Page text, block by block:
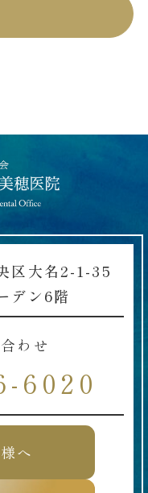
区大名2-1-35
デン6階
わせ
6020
へ